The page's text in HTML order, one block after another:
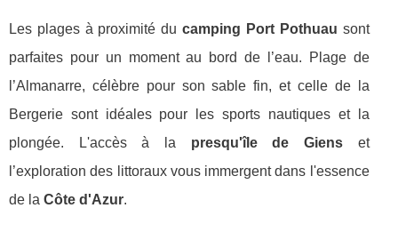
Les plages à proximité ducamping Port Pothuau sont
parfaites pour un moment au bord de l’eau. Plage de
l’Almanarre, célèbre pour son sable fin, et celle de la
Bergerie sont idéales pour les sports nautiques et la
plongée. L'accès à la presqu'île de Gienset
l’exploration des littoraux vous immergent dans l'essence
de la Côte d'Azur.